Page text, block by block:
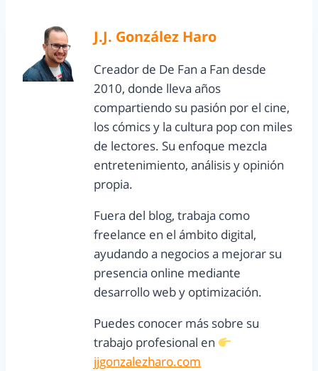
J.J. González Haro
Creador de De Fan a Fan desde
2010, donde lleva años
compartiendo su pasión por el cine,
los cómics y la cultura pop con miles
de lectores. Su enfoque mezcla
entretenimiento, análisis y opinión
propia.
Fuera del blog, trabaja como
freelance en el ámbito digital,
ayudando a negocios a mejorar su
presencia online mediante
desarrollo web y optimización.
Puedes conocer más sobre su
trabajo profesional en
jjgonzalezharo.com